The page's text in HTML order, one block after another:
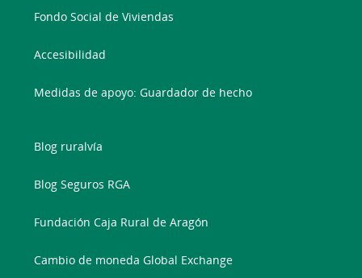
Fondo Social de Viviendas
Accesibilidad
Medidas de apoyo: Guardador de hecho
Blog ruralvía
Blog Seguros RGA
Fundación Caja Rural de Aragón
Cambio de moneda Global Exchange